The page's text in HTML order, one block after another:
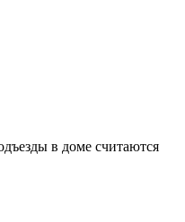
в доме считаются